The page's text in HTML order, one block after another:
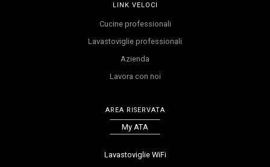
LINK VELOCI
Cucine professionali
Lavastoviglie professionali
Azienda
Lavora con noi
AREA RISERVATA
My ATA
Lavastoviglie WiFi